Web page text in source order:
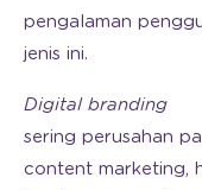
pengalaman
jenis ini.
Digital branding
sering perusahan
content marketing,